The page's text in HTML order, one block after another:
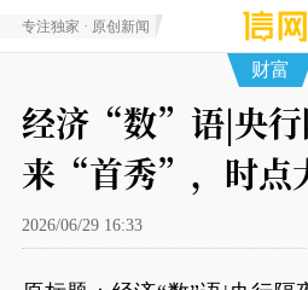
专注独家 · 原创新闻
财富
经济“数”语|央行
来“首秀”，时点
2026/06/29 16:33